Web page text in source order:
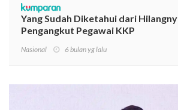
Yang Sudah Diketahui dari
Pengangkut Pegawai KKP
Nasional 6 bulan yg lalu